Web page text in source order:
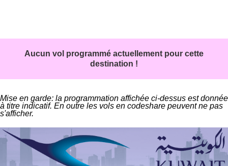
Aucun vol programmé actuellement pour cette
destination !
Mise en garde: la programmation affichée ci-dessus est donnée
à titre indicatif. En outre les vols en codeshare peuvent ne pas
s'afficher.